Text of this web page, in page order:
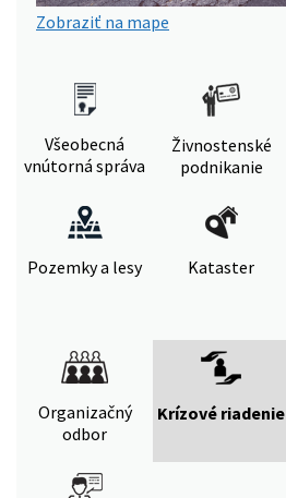
Zobraziť na mape
Všeobecná
vnútorná správa
Živnostenské
podnikanie
Pozemky a lesy Kataster
Organizačný
odbor
Krízové riadenie